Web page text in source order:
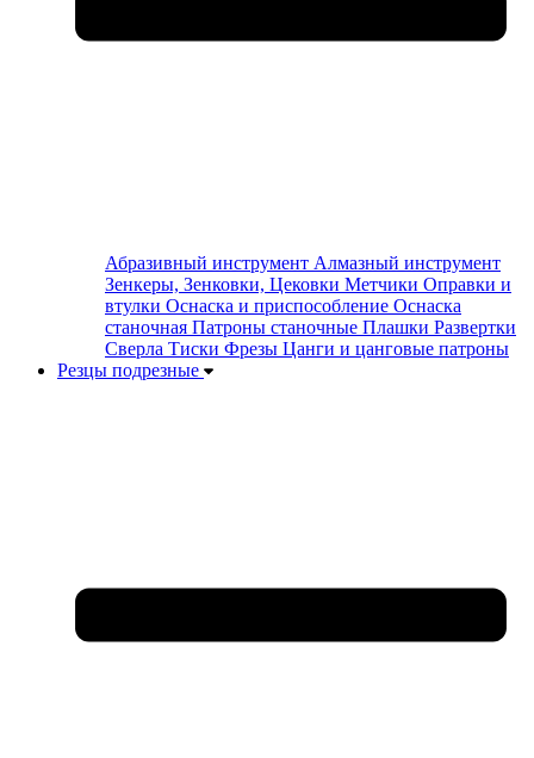
Абразивный инструмент Алмазный инструмент
Зенкеры, Зенковки, Цековки Метчики Оправки и
втулки Оснаска и приспособление Оснаска
станочная Патроны станочные Плашки Развертки
Сверла Тиски Фрезы Цанги и цанговые патроны
Резцы подрезные